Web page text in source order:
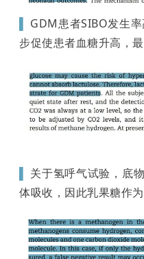
GDM患者SIBO发生
步促使患者血糖升高 ，
关于氢呼气试验，底
体吸收，因此乳果糖作